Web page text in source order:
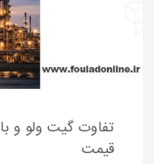
تفاوت گیت ولو و
قیمت